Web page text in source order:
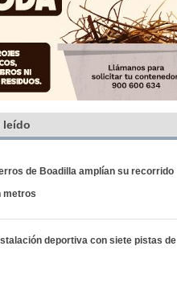
leído
de Boadilla amplían su recorrido
metros
deportiva con siete pistas de